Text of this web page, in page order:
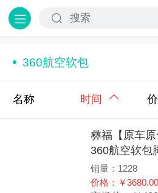
360航空软包
名称 时间
彝福【原车
360航空软包
销量：1228
价格：￥3680.00